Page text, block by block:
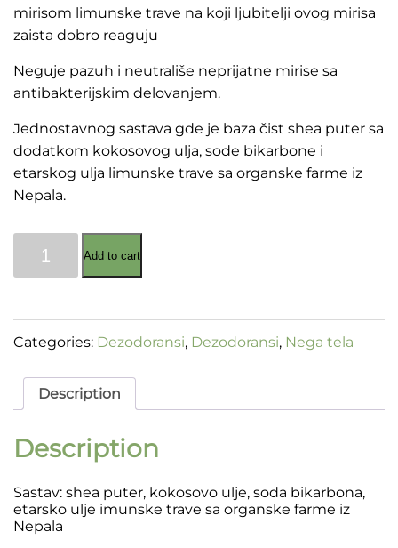
mirisom limunske trave na koji ljubitelji ovog mirisa
zaista dobro reaguju
Neguje pazuh i neutrališe neprijatne mirise sa
antibakterijskim delovanjem.
Jednostavnog sastava gde je baza čist shea puter sa
dodatkom kokosovog ulja, sode bikarbone i
etarskog ulja limunske trave sa organske farme iz
Nepala.
Dezodorans
trava
quantity
Add to cart
Categories: Dezodoransi, Dezodoransi, Nega tela
Description
Description
Sastav: shea puter, kokosovo ulje, soda bikarbona,
etarsko ulje imunske trave sa organske farme iz
Nepala